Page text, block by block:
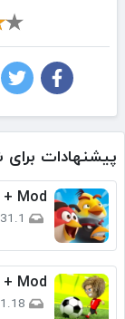
پیشنهادات برای
Mod
Mod
1.18